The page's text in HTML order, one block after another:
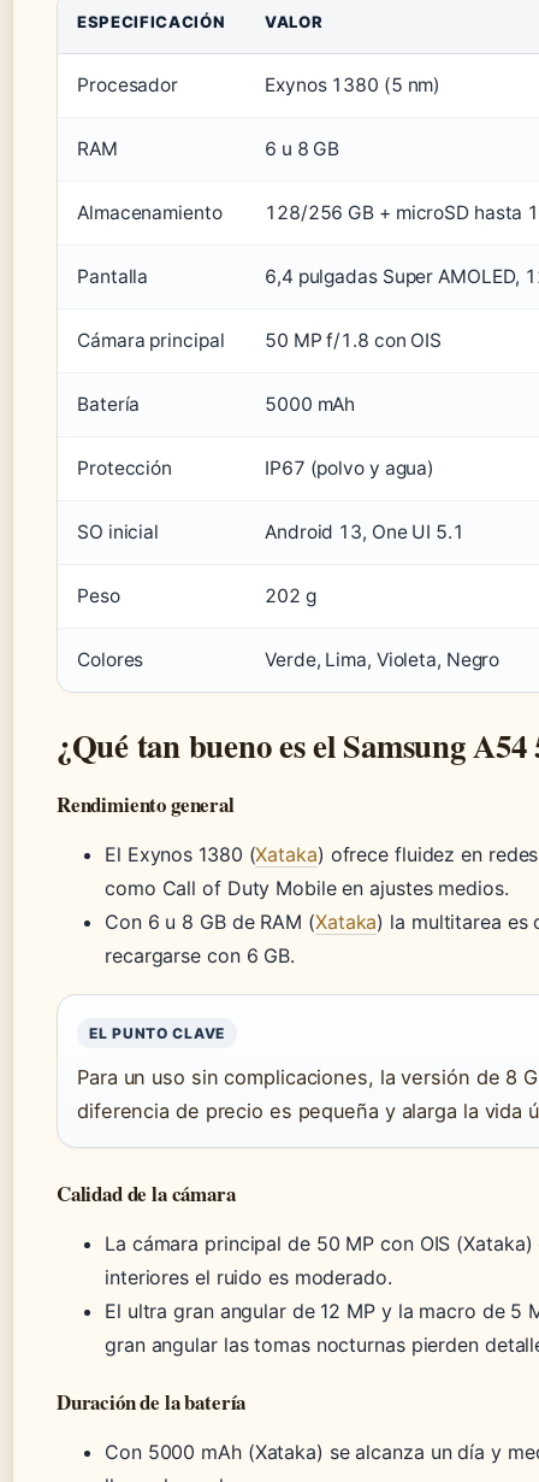
ESPECIFICACIÓN VALOR
Procesador Exynos 1380 (5 nm)
RAM 6 u 8 GB
Almacenamiento 128/256 GB + microSD hasta
Pantalla 6,4 pulgadas Super AMOLED,
Cámara principal 50 MP f/1.8 con OIS
Batería 5000 mAh
Protección IP67 (polvo y agua)
SO inicial Android 13, One UI 5.1
Peso 202 g
Colores Verde, Lima, Violeta, Negro
¿Qué tan bueno es el Samsung A54
Rendimiento general
El Exynos 1380 (Xataka) ofrece fluidez en
como Call of Duty Mobile en ajustes medios.
Con 6 u 8 GB de RAM (Xataka) la multitarea es
recargarse con 6 GB.
EL PUNTO CLAVE
Para un uso sin complicaciones, la versión de 8
diferencia de precio es pequeña y alarga la vida
Calidad de la cámara
La cámara principal de 50 MP con OIS
interiores el ruido es moderado.
El ultra gran angular de 12 MP y la macro de 5
gran angular las tomas nocturnas pierden
Duración de la batería
Con 5000 mAh (Xataka) se alcanza un día y